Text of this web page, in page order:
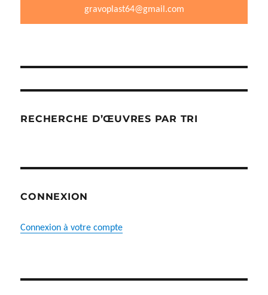
gravoplast64@gmail.com
RECHERCHE D’ŒUVRES PAR TRI
CONNEXION
Connexion à votre compte